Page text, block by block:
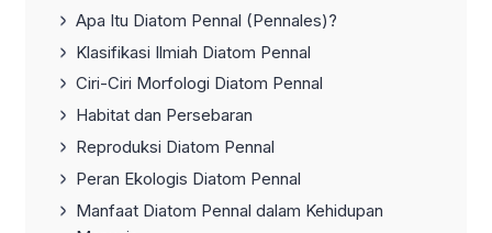
Apa Itu Diatom Pennal (Pennales)?
Klasifikasi Ilmiah Diatom Pennal
Ciri-Ciri Morfologi Diatom Pennal
Habitat dan Persebaran
Reproduksi Diatom Pennal
Peran Ekologis Diatom Pennal
Manfaat Diatom Pennal dalam Kehidupan